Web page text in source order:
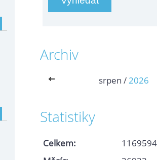
Archiv
<< srpen /2026
Statistiky
Celkem:
1169594